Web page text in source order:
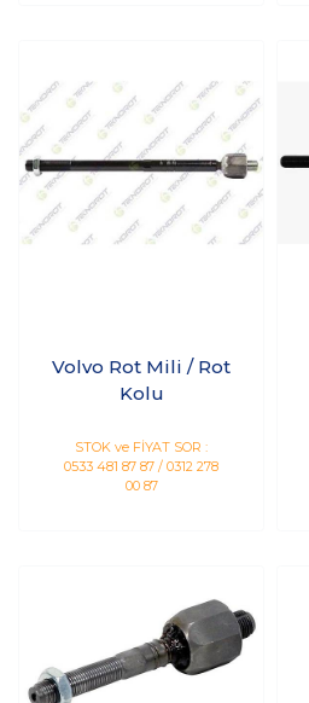
Volvo Rot Mili / Rot
Kolu
STOK ve FİYAT SOR :
0533 481 87 87 / 0312 278
00 87